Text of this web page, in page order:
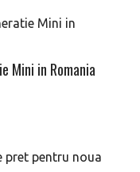
Mini in Romania